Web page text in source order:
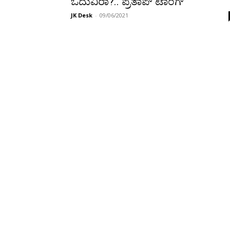
JK Desk - 09/06/2021